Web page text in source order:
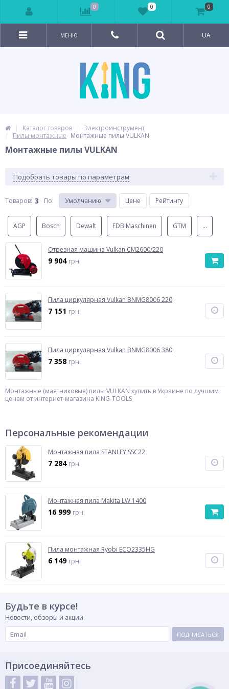
МЕНЮ UA
Каталог товаров
Электроинструмент
Пилы монтажные Монтажные пилы VULKAN
Монтажные пилы VULKAN
Подобрать товары по параметрам
Товаров: 3 По: Умолчанию Цене Рейтингу
AGP Bosch Dewalt FDB Maschinen GTM ...
Отрезная машина Vulkan CM2600/220
9 904 грн.
Пила циркулярная Vulkan BNMG8006 220
7 151 грн.
Пила циркулярная Vulkan BNMG8006 380
7 358 грн.
Монтажные (маятниковые) пилы VULKAN купить в Украине по лучшим
ценам от интернет-магазина KING-TOOLS
Персональные рекомендации
Монтажная пила STANLEY SSC22
7 284 грн.
Монтажная пила Makita LW 1400
16 999 грн.
Пила монтажная Ryobi ECO2335HG
6 149 грн.
Будьте в курсе!
Новости, обзоры и акции
ПОДПИСАТЬСЯ
Присоединяйтесь
0 0 0